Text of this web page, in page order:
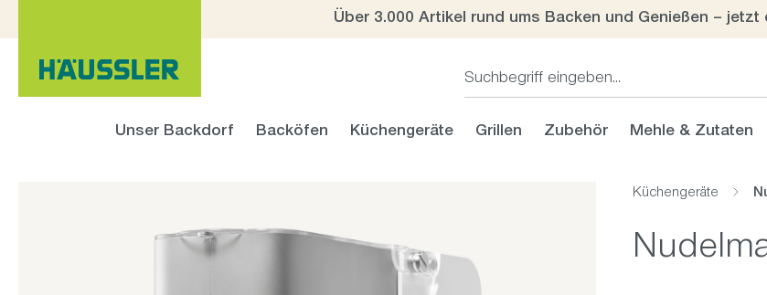
Über 3.000 Artikel rund ums Backen und Genießen – jetzt
Unser Backdorf Backöfen Küchengeräte Grillen Zubehör Mehle & Zutaten
Küchengeräte